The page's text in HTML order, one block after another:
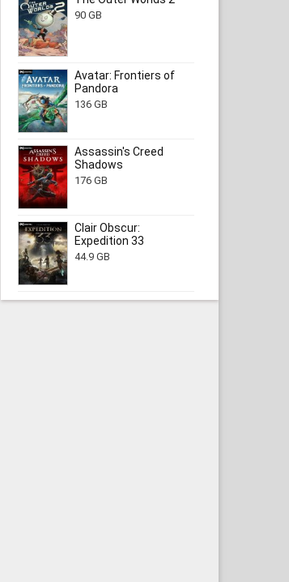
90 GB
Avatar: Frontiers of
Pandora
136 GB
Assassin's Creed
Shadows
176 GB
Clair Obscur:
Expedition 33
44.9 GB